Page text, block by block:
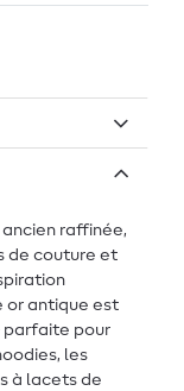
raffinée,
de couture et
or antique est
parfaite pour
les
à lacets de